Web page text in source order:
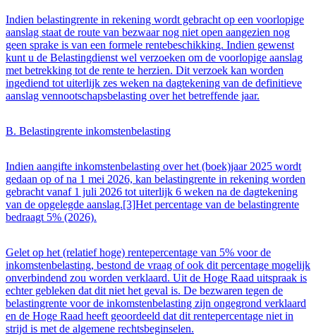
Indien belastingrente in rekening wordt gebracht op een voorlopige
aanslag staat de route van bezwaar nog niet open aangezien nog
geen sprake is van een formele rentebeschikking. Indien gewenst
kunt u de Belastingdienst wel verzoeken om de voorlopige aanslag
met betrekking tot de rente te herzien. Dit verzoek kan worden
ingediend tot uiterlijk zes weken na dagtekening van de definitieve
aanslag vennootschapsbelasting over het betreffende jaar.
B. Belastingrente inkomstenbelasting
Indien aangifte inkomstenbelasting over het (boek)jaar 2025 wordt
gedaan op of na 1 mei 2026, kan belastingrente in rekening worden
gebracht vanaf 1 juli 2026 tot uiterlijk 6 weken na de dagtekening
van de opgelegde aanslag.[3]Het percentage van de belastingrente
bedraagt 5% (2026).
Gelet op het (relatief hoge) rentepercentage van 5% voor de
inkomstenbelasting, bestond de vraag of ook dit percentage mogelijk
onverbindend zou worden verklaard. Uit de Hoge Raad uitspraak is
echter gebleken dat dit niet het geval is. De bezwaren tegen de
belastingrente voor de inkomstenbelasting zijn ongegrond verklaard
en de Hoge Raad heeft geoordeeld dat dit rentepercentage niet in
strijd is met de algemene rechtsbeginselen.